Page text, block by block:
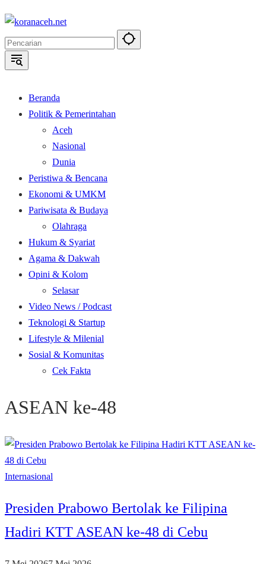
Langsung
konten
Beranda
Politik & Pemerintahan
Aceh
Nasional
Dunia
Peristiwa & Bencana
Ekonomi & UMKM
Pariwisata & Budaya
Olahraga
Hukum & Syariat
Agama & Dakwah
Opini & Kolom
Selasar
Video News / Podcast
Teknologi & Startup
Lifestyle & Milenial
Sosial & Komunitas
Cek Fakta
ASEAN ke-48
Internasional
Presiden Prabowo Bertolak ke Filipina
Hadiri KTT ASEAN ke-48 di Cebu